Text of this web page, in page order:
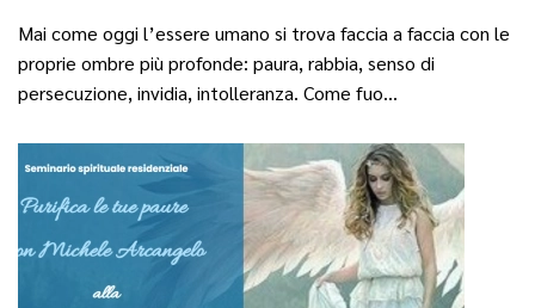
Mai come oggi l’essere umano si trova faccia a faccia con le
proprie ombre più profonde: paura, rabbia, senso di
persecuzione, invidia, intolleranza. Come fuo…